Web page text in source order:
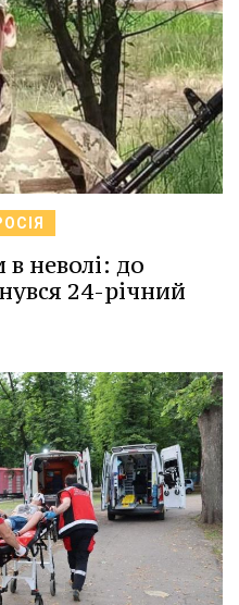
неволі: до
24-річний